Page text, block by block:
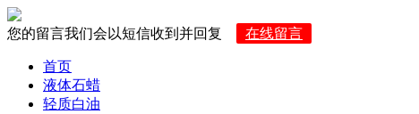
您的留言我们会以短信收到并回复 在线留言
首页
液体石蜡
轻质白油